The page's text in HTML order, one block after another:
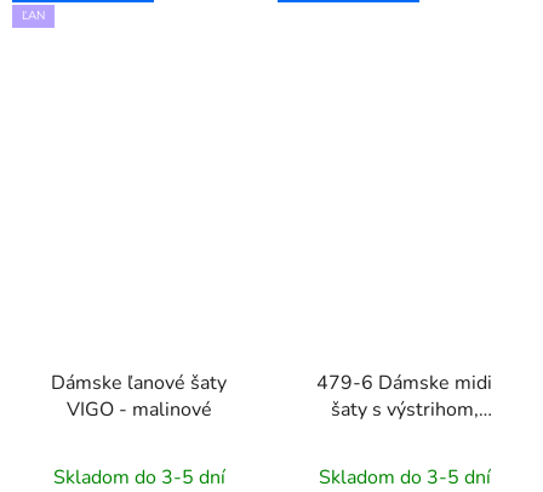
ĽAN
Dámske ľanové šaty
VIGO - malinové
Skladom do 3-5 dní
479-6 Dámske midi
šaty s výstrihom,
NINA - svetlomodré
Skladom do 3-5 dní